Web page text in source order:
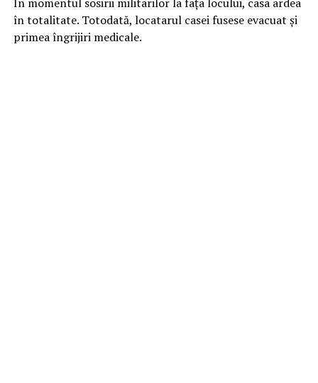
în totalitate. Totodată, locatarul casei fusese evacuat și
primea îngrijiri medicale.